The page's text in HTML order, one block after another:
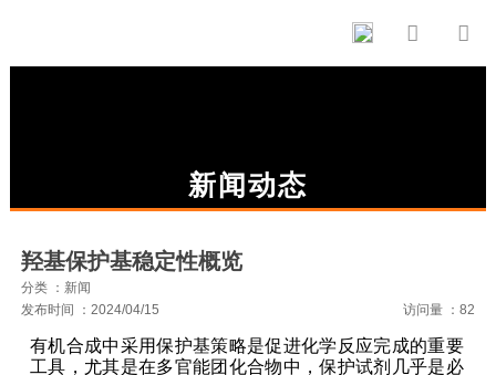
 
新闻动态
羟基保护基稳定性概览
分类 ：新闻
发布时间 ：2024/04/15
访问量 ：82
有机合成中采用保护基策略是促进化学反应完成的重要
工具，尤其是在多官能团化合物中，保护试剂几乎是必